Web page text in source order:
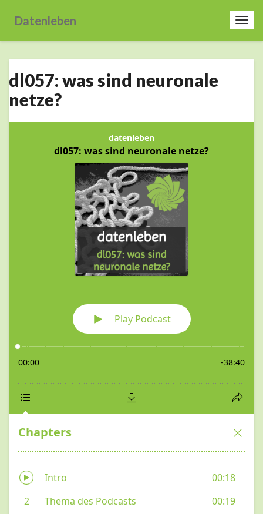
Datenleben
was
sind
neuronale
dl057: was sind neuronale
netze?